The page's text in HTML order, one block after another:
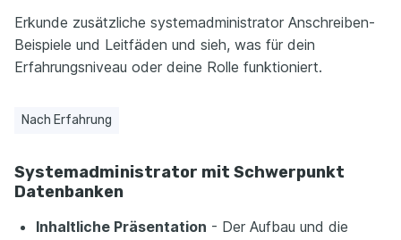
Erkunde zusätzliche systemadministrator Anschreiben-
Beispiele und Leitfäden und sieh, was für dein
Erfahrungsniveau oder deine Rolle funktioniert.
Nach Erfahrung
Systemadministrator mit Schwerpunkt
Datenbanken
Inhaltliche Präsentation - Der Aufbau und die